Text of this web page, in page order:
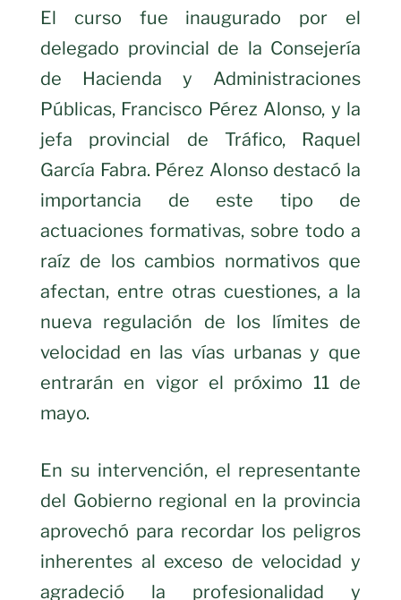
El curso fue inaugurado por el
delegado provincial de la Consejería
de Hacienda y Administraciones
Públicas, Francisco Pérez Alonso, y la
jefa provincial de Tráfico, Raquel
García Fabra. Pérez Alonso destacó la
importancia de este tipo de
actuaciones formativas, sobre todo a
raíz de los cambios normativos que
afectan, entre otras cuestiones, a la
nueva regulación de los límites de
velocidad en las vías urbanas y que
entrarán en vigor el próximo 11 de
mayo.
En su intervención, el representante
del Gobierno regional en la provincia
aprovechó para recordar los peligros
inherentes al exceso de velocidad y
agradeció la profesionalidad y